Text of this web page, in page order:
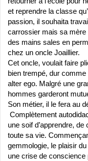
et reprendre la classe
passion, il souhaita
carrossier mais sa mère
des mains sales en
chez un oncle Joaillier.
Cet oncle, voulait faire
bien trempé, dur comme
alter ego. Malgré une
hommes garderont
Son métier, il le fera au
Complètement
une soif d’apprendre,
toute sa vie.
gemmologie, le plaisir
une crise de conscience